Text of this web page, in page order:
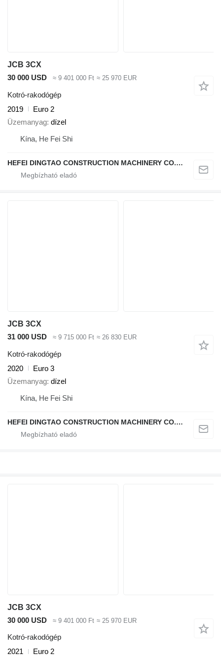
JCB 3CX
30 000 USD
≈ 9 401 000 Ft ≈ 25 970 EUR
Kotró-rakodógép
2019
Euro 2
Üzemanyag dízel
Kína, He Fei Shi
HEFEI DINGTAO CONSTRUCTION MACHINERY CO., LIMITED
JCB 3CX
31 000 USD
≈ 9 715 000 Ft ≈ 26 830 EUR
Kotró-rakodógép
2020
Euro 3
Üzemanyag dízel
Kína, He Fei Shi
HEFEI DINGTAO CONSTRUCTION MACHINERY CO., LIMITED
JCB 3CX
30 000 USD
≈ 9 401 000 Ft ≈ 25 970 EUR
Kotró-rakodógép
2021
Euro 2